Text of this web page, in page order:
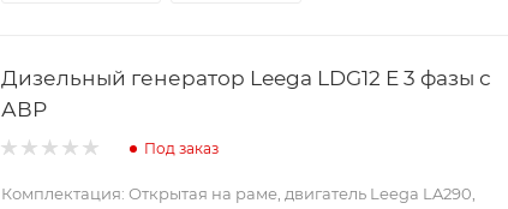
Дизельный генератор Leega LDG12 E 3 фазы с
АВР
Под заказ
Комплектация: Открытая на раме, двигатель Leega LA290,